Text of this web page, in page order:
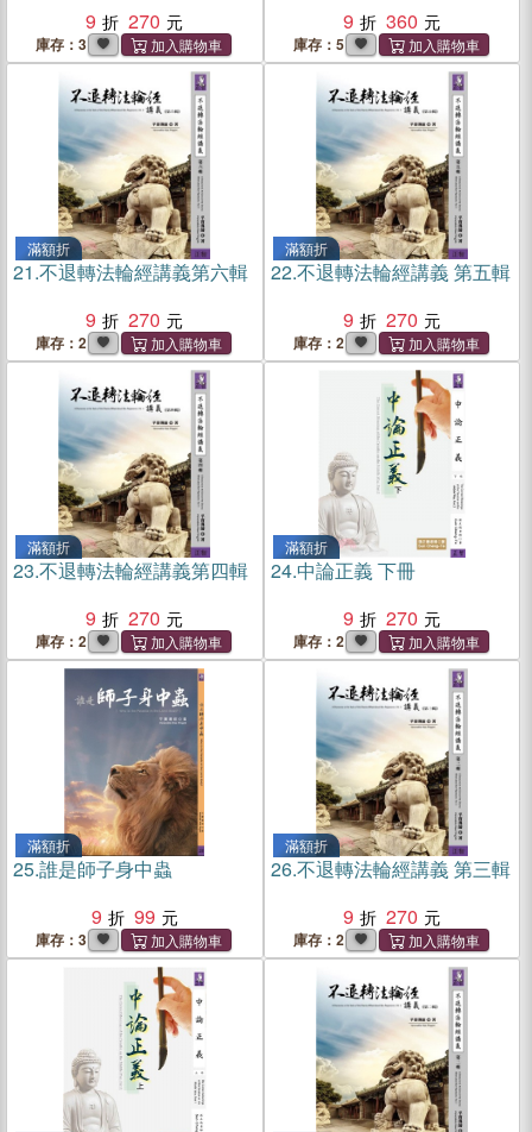
9 270
庫存：3
9 360
庫存：5
滿額折
21.不退轉法輪經講義第六輯
9
270
庫存：2
滿額折
22.不退轉法輪經講義 第五輯
9
270
庫存：2
滿額折
23.不退轉法輪經講義第四輯
9
270
庫存：2
滿額折
24.中論正義 下冊
9
270
庫存：2
滿額折
25.誰是師子身中蟲
9
99
庫存：3
滿額折
26.不退轉法輪經講義 第三輯
9
270
庫存：2